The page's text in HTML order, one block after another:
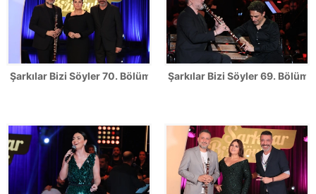
Şarkılar Bizi Söyler 70. Bölüm FotoğraflarıŞarkılar Bizi Söyler 69. Bölüm